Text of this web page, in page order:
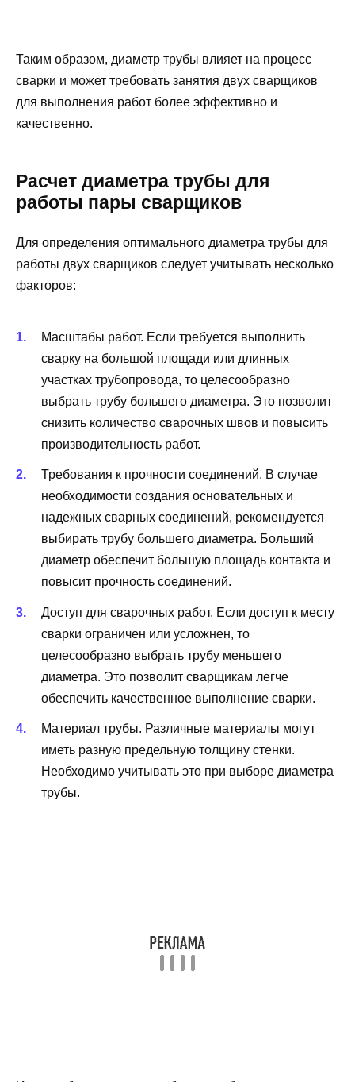
Таким образом, диаметр трубы влияет на процесс
сварки и может требовать занятия двух сварщиков
для выполнения работ более эффективно и
качественно.
Расчет диаметра трубы для
работы пары сварщиков
Для определения оптимального диаметра трубы для
работы двух сварщиков следует учитывать несколько
факторов:
Масштабы работ. Если требуется выполнить
сварку на большой площади или длинных
участках трубопровода, то целесообразно
выбрать трубу большего диаметра. Это позволит
снизить количество сварочных швов и повысить
производительность работ.
Требования к прочности соединений. В случае
необходимости создания основательных и
надежных сварных соединений, рекомендуется
выбирать трубу большего диаметра. Больший
диаметр обеспечит большую площадь контакта и
повысит прочность соединений.
Доступ для сварочных работ. Если доступ к месту
сварки ограничен или усложнен, то
целесообразно выбрать трубу меньшего
диаметра. Это позволит сварщикам легче
обеспечить качественное выполнение сварки.
Материал трубы. Различные материалы могут
иметь разную предельную толщину стенки.
Необходимо учитывать это при выборе диаметра
трубы.